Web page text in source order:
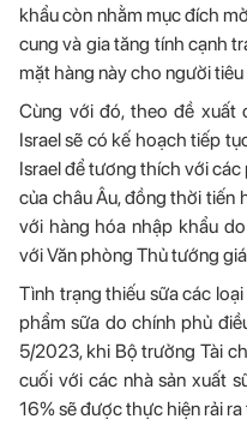
khẩu còn nhằm mục đích
cung và gia tăng tính cạnh
mặt hàng này cho người tiêu
Cùng với đó, theo đề xuất
Israel sẽ có kế hoạch tiếp
Israel để tương thích với
của châu Âu, đồng thời tiến
với hàng hóa nhập khẩu
với Văn phòng Thủ tướng
Tình trạng thiếu sữa các
phẩm sữa do chính phủ
5/2023, khi Bộ trưởng Tài
cuối với các nhà sản xuất
16% sẽ được thực hiện rải